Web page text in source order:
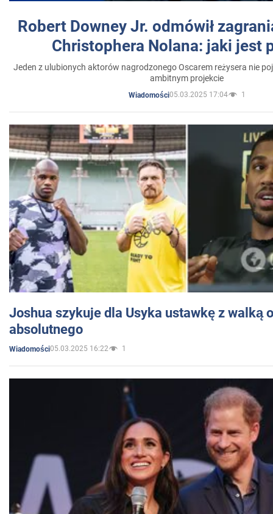
Robert Downey Jr. odmówił
Christophera Nolana: jaki jest
Jeden z ulubionych aktorów nagrodzonego Oscarem reżysera nie
ambitnym projekcie
Wiadomości05.03.2025 17:04 1
Joshua szykuje dla Usyka ustawkę z walką
absolutnego
Wiadomości05.03.2025 16:22 1